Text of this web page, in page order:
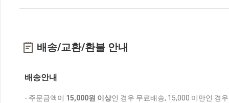
배송/교환/환불 안내
배송안내
- 주문금액이 15,000원 이상인 경우 무료배송, 15,000 미만인 경